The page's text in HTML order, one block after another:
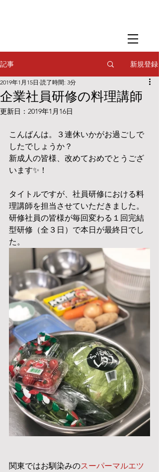
フードスタイリング
記事 新規登録
企業社員研修の料理講師
2019年1月15日 読了時間: 3分
更新日： 2019年1月16日
こんばんは。３連休いかがお過ごしで
したでしょうか？
新成人の皆様、改めておめでとうござ
います✨！
タイトルですが、社員研修における料
理講師を担当させていただきました。
研修社員の皆様が毎回変わる１回完結
型研修（全３日）で本日が最終日でし
た。
関東ではお馴染みのスーパーマルエツ